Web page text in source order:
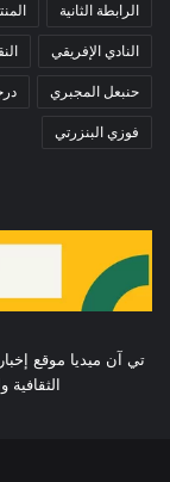
الرابطة الثانية
النادي الإفريقي
حنبعل المجبري
فوزي البنزرتي
تي آن ميديا موقع
الثقافية